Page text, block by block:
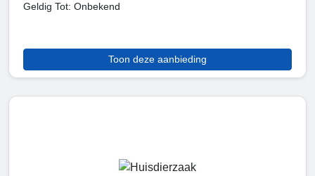
Geldig Tot: Onbekend
Toon deze aanbieding